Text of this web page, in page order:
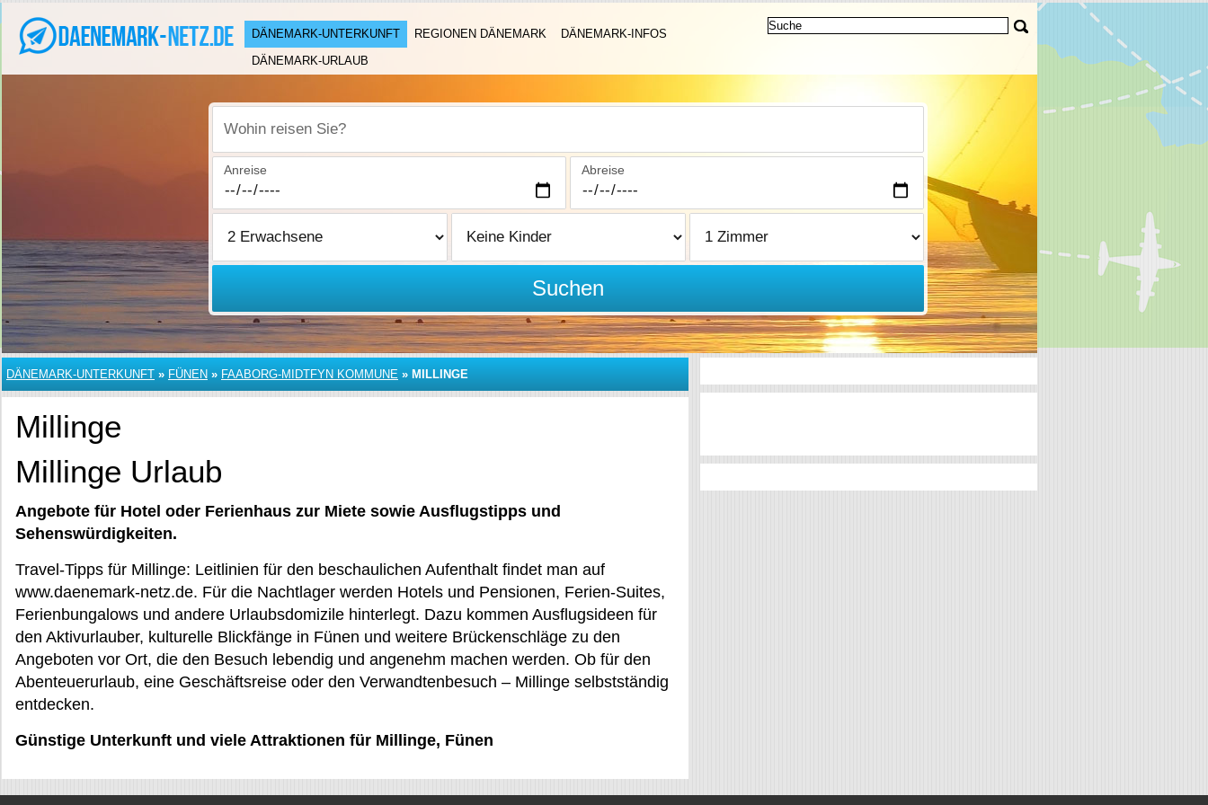
DÄNEMARK-UNTERKUNFT REGIONEN DÄNEMARK
DÄNEMARK-INFOS
DÄNEMARK-URLAUB
Wohin reisen Sie?
Anreise Abreise
Suchen
DÄNEMARK-UNTERKUNFT » FÜNEN » FAABORG-MIDTFYN KOMMUNE » MILLINGE
Millinge
Millinge Urlaub
Angebote für Hotel oder Ferienhaus zur Miete sowie Ausflugstipps und
Sehenswürdigkeiten.
Travel-Tipps für Millinge: Leitlinien für den beschaulichen Aufenthalt findet man auf
www.daenemark-netz.de. Für die Nachtlager werden Hotels und Pensionen, Ferien-Suites,
Ferienbungalows und andere Urlaubsdomizile hinterlegt. Dazu kommen Ausflugsideen für
den Aktivurlauber, kulturelle Blickfänge in Fünen und weitere Brückenschläge zu den
Angeboten vor Ort, die den Besuch lebendig und angenehm machen werden. Ob für den
Abenteuerurlaub, eine Geschäftsreise oder den Verwandtenbesuch – Millinge selbstständig
entdecken.
Günstige Unterkunft und viele Attraktionen für Millinge, Fünen